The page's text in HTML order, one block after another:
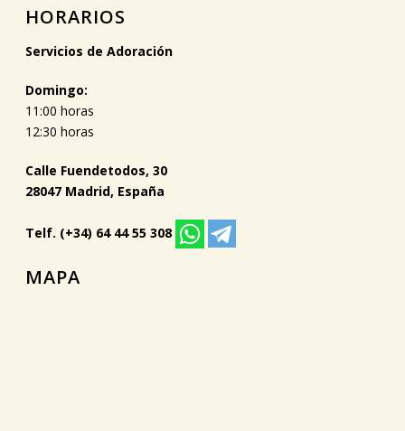
HORARIOS
Servicios de Adoración
Domingo:
11:00 horas
12:30 horas
Calle Fuendetodos, 30
28047 Madrid, España
Telf. (+34) 64 44 55 308
MAPA